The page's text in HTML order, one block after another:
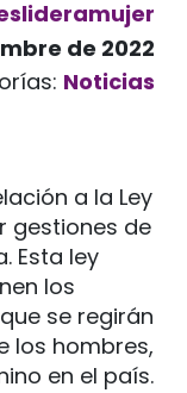
de 2022
Noticias
a la Ley
gestiones de
Esta ley
los
se regirán
los hombres,
en el país.